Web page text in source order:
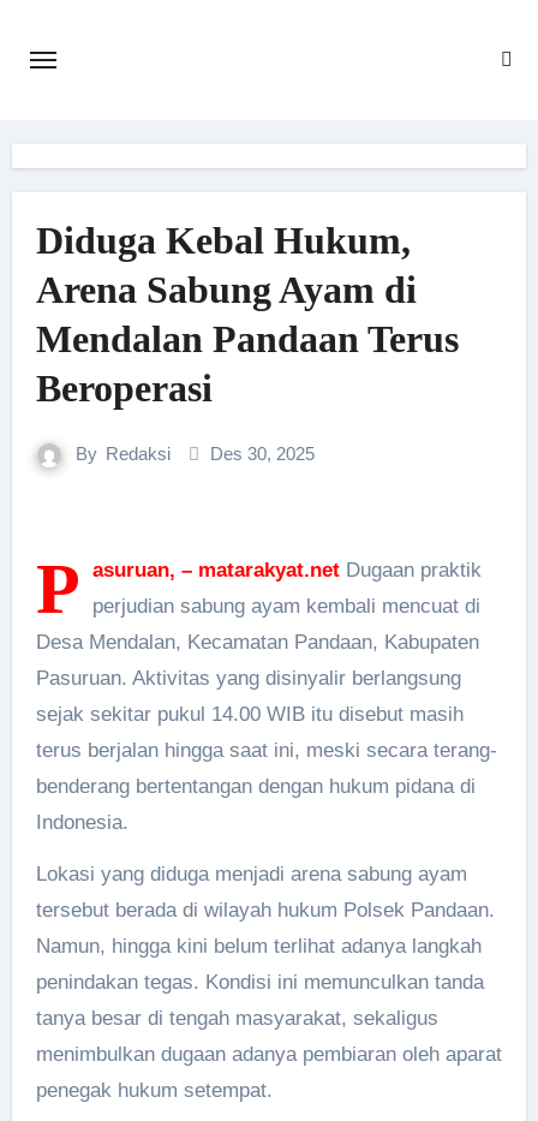
Diduga Kebal Hukum,
Arena Sabung Ayam di
Mendalan Pandaan Terus
Beroperasi
By Redaksi Des 30, 2025
P asuruan, – matarakyat.netDugaan praktik
perjudian sabung ayam kembali mencuat di
Desa Mendalan, Kecamatan Pandaan, Kabupaten
Pasuruan. Aktivitas yang disinyalir berlangsung
sejak sekitar pukul 14.00 WIB itu disebut masih
terus berjalan hingga saat ini, meski secara terang-
benderang bertentangan dengan hukum pidana di
Indonesia.
Lokasi yang diduga menjadi arena sabung ayam
tersebut berada di wilayah hukum Polsek Pandaan.
Namun, hingga kini belum terlihat adanya langkah
penindakan tegas. Kondisi ini memunculkan tanda
tanya besar di tengah masyarakat, sekaligus
menimbulkan dugaan adanya pembiaran oleh aparat
penegak hukum setempat.